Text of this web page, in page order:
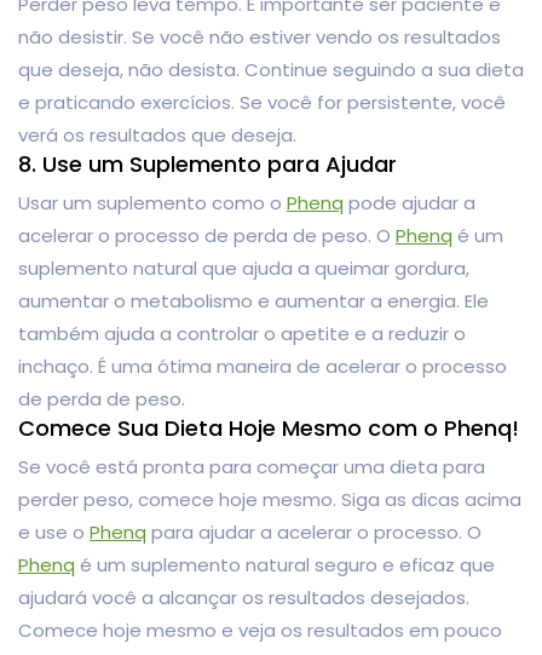
não desistir. Se você não estiver vendo os resultados
que deseja, não desista. Continue seguindo a sua dieta
e praticando exercícios. Se você for persistente, você
verá os resultados que deseja.
8. Use um Suplemento para Ajudar
Usar um suplemento como o Phenq pode ajudar a
acelerar o processo de perda de peso. O Phenq é um
suplemento natural que ajuda a queimar gordura,
aumentar o metabolismo e aumentar a energia. Ele
também ajuda a controlar o apetite e a reduzir o
inchaço. É uma ótima maneira de acelerar o processo
de perda de peso.
Comece Sua Dieta Hoje Mesmo com o Phenq!
Se você está pronta para começar uma dieta para
perder peso, comece hoje mesmo. Siga as dicas acima
e use o Phenq para ajudar a acelerar o processo. O
Phenq é um suplemento natural seguro e eficaz que
ajudará você a alcançar os resultados desejados.
Comece hoje mesmo e veja os resultados em pouco